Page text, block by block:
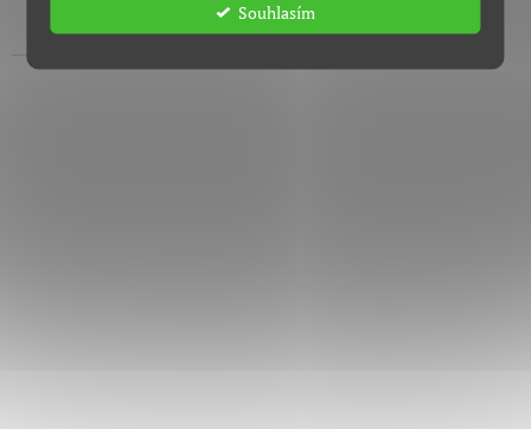
Souhlasím